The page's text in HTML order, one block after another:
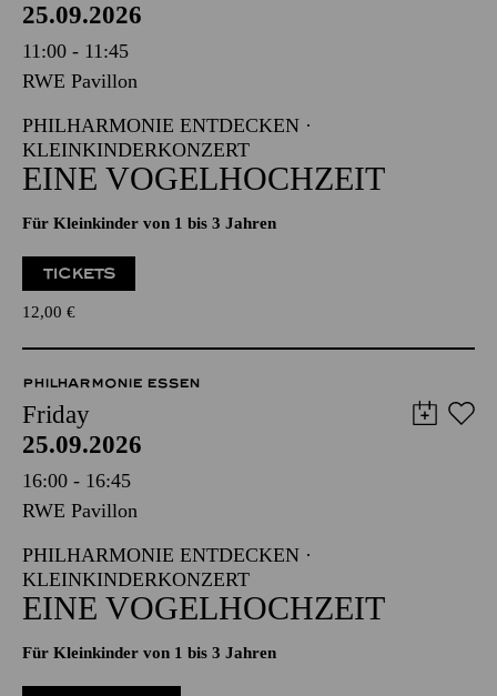
25.09.2026
11:00 - 11:45
RWE Pavillon
PHILHARMONIE ENTDECKEN ·
KLEINKINDERKONZERT
EINE VOGELHOCHZEIT
Für Kleinkinder von 1 bis 3 Jahren
TICKETS
12,00 €
PHILHARMONIE ESSEN
Friday
25.09.2026
16:00 - 16:45
RWE Pavillon
PHILHARMONIE ENTDECKEN ·
KLEINKINDERKONZERT
EINE VOGELHOCHZEIT
Für Kleinkinder von 1 bis 3 Jahren